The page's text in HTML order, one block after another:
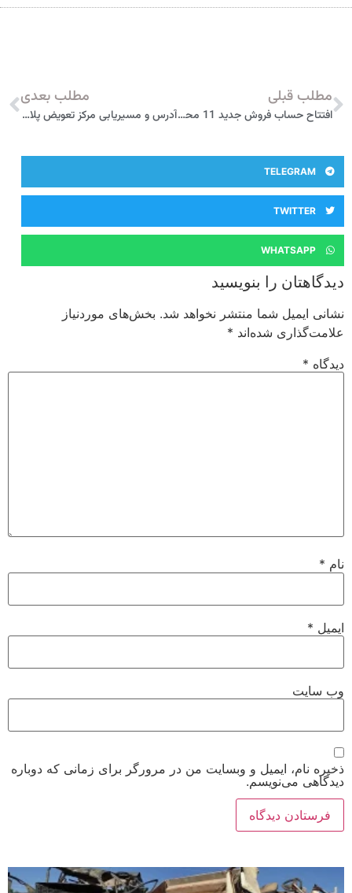
مطلب قبلی
افتتاح حساب فروش جدید 11 محصول ایران خودرو از شنبه 4 مرداد 1404
مطلب بعدی
آدرس و مسیریابی مرکز تعویض پلاک تبریز
TELEGRAM
TWITTER
WHATSAPP
دیدگاهتان را بنویسید
نشانی ایمیل شما منتشر نخواهد شد. بخش‌های موردنیاز
علامت‌گذاری شده‌اند*
دیدگاه*
نام*
ایمیل*
وب‌ سایت
ذخیره نام، ایمیل و وبسایت من در مرورگر برای زمانی که دوباره
دیدگاهی می‌نویسم.